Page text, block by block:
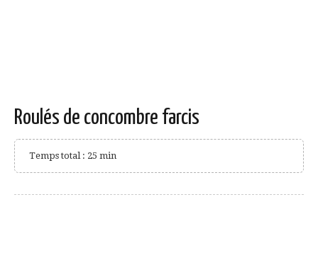
Roulés de concombre farcis
Temps total : 25 min